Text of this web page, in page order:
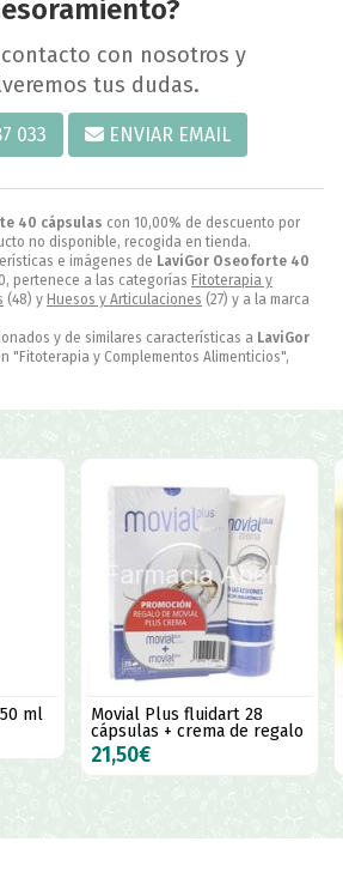
40 cápsulas con 10,00% de descuento por
no disponible, recogida en tienda.
e imágenes de LaviGor Oseoforte 40
pertenece a las categorías Fitoterapia y
(48) y Huesos y Articulaciones (27) y a la marca
y de similares características a LaviGor
"Fitoterapia y Complementos Alimenticios",
con nosotros y
tus dudas.
033 ENVIAR EMAIL
ml
Movial Plus fluidart 28
cápsulas + crema de regalo
21,50€